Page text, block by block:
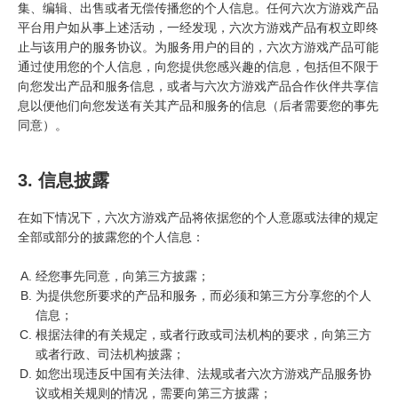
集、编辑、出售或者无偿传播您的个人信息。任何六次方游戏产品
平台用户如从事上述活动，一经发现，六次方游戏产品有权立即终
止与该用户的服务协议。为服务用户的目的，六次方游戏产品可能
通过使用您的个人信息，向您提供您感兴趣的信息，包括但不限于
向您发出产品和服务信息，或者与六次方游戏产品合作伙伴共享信
息以便他们向您发送有关其产品和服务的信息（后者需要您的事先
同意）。
3. 信息披露
在如下情况下，六次方游戏产品将依据您的个人意愿或法律的规定
全部或部分的披露您的个人信息：
经您事先同意，向第三方披露；
为提供您所要求的产品和服务，而必须和第三方分享您的个人
信息；
根据法律的有关规定，或者行政或司法机构的要求，向第三方
或者行政、司法机构披露；
如您出现违反中国有关法律、法规或者六次方游戏产品服务协
议或相关规则的情况，需要向第三方披露；